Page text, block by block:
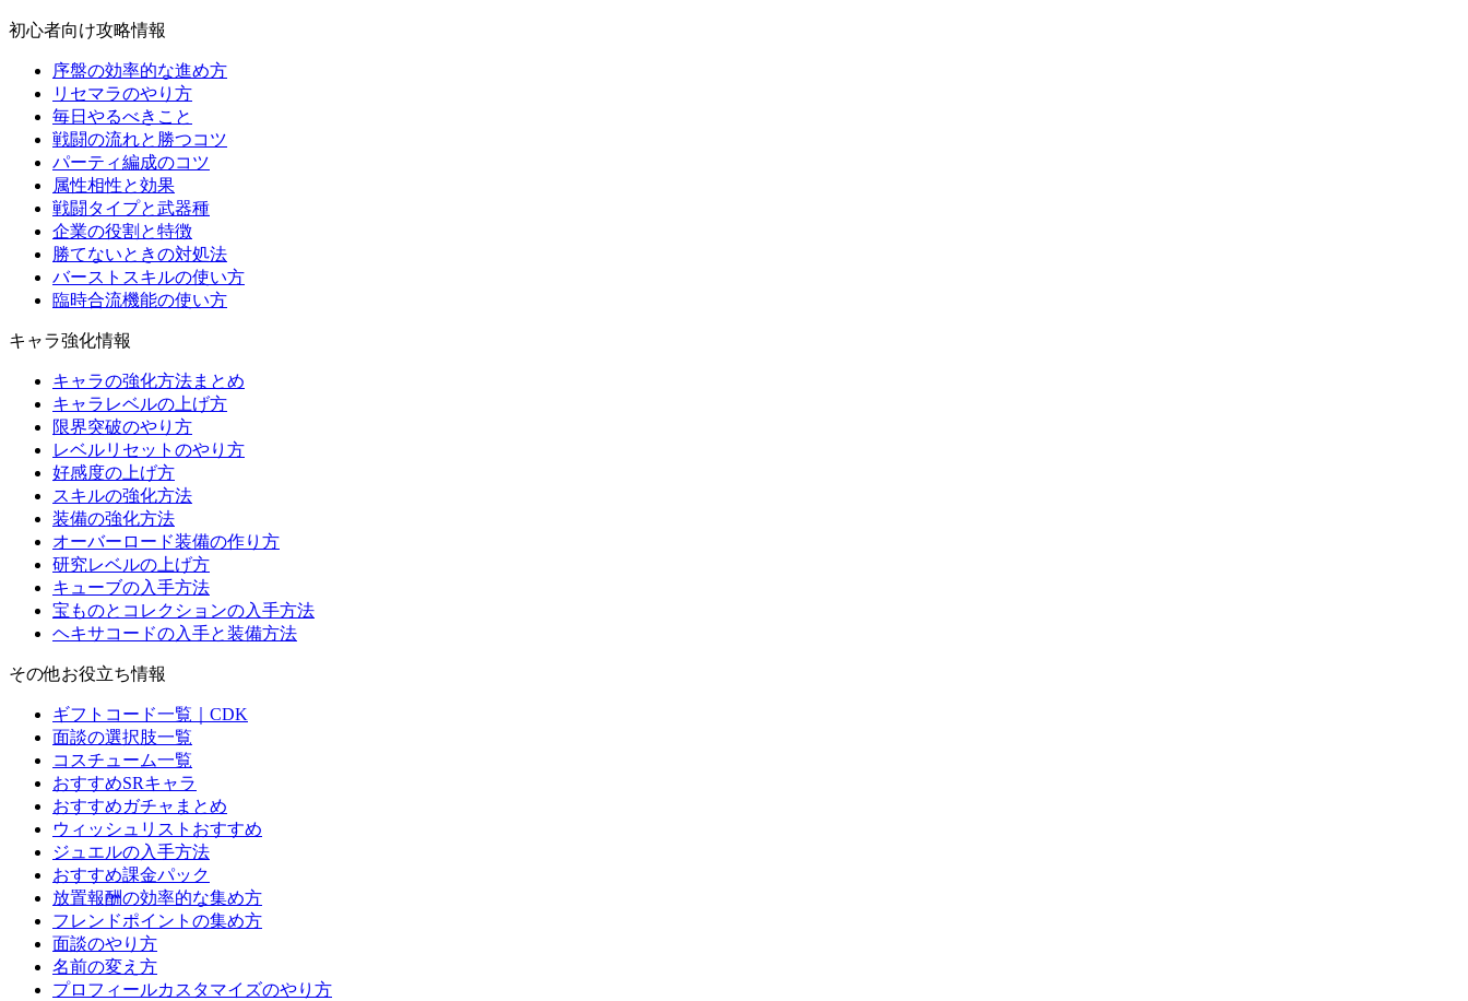
初心者向け攻略情報
序盤の効率的な進め方
リセマラのやり方
毎日やるべきこと
戦闘の流れと勝つコツ
パーティ編成のコツ
属性相性と効果
戦闘タイプと武器種
企業の役割と特徴
勝てないときの対処法
バーストスキルの使い方
臨時合流機能の使い方
キャラ強化情報
キャラの強化方法まとめ
キャラレベルの上げ方
限界突破のやり方
レベルリセットのやり方
好感度の上げ方
スキルの強化方法
装備の強化方法
オーバーロード装備の作り方
研究レベルの上げ方
キューブの入手方法
宝ものとコレクションの入手方法
ヘキサコードの入手と装備方法
その他お役立ち情報
ギフトコード一覧｜CDK
面談の選択肢一覧
コスチューム一覧
おすすめSRキャラ
おすすめガチャまとめ
ウィッシュリストおすすめ
ジュエルの入手方法
おすすめ課金パック
放置報酬の効率的な集め方
フレンドポイントの集め方
面談のやり方
名前の変え方
プロフィールカスタマイズのやり方